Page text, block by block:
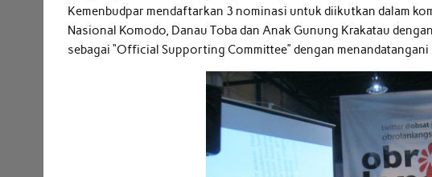
Kemenbudpar mendaftarkan 3 nominasi untuk diikutkan dalam
Nasional Komodo, Danau Toba dan Anak Gunung Krakatau
sebagai “Official Supporting Committee” dengan